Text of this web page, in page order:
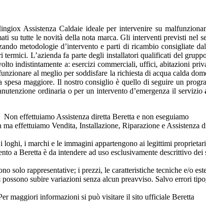
Assistenza Caldaie ideale per intervenire su
su tutte le novità della nota marca. Gli interventi previsti nel
metodologie d’intervento e parti di ricambio consigliate
L’azienda fa parte degli installatori qualificati del
indistintamente a: esercizi commerciali, uffici, abitazioni
al meglio per soddisfare la richiesta di acqua calda
maggiore. Il nostro consiglio è quello di seguire un
ordinaria o per un intervento d’emergenza il servizio
Non effettuiamo Assistenza diretta Beretta e non eseguiamo
effettuiamo Vendita, Installazione, Riparazione e Assistenza
loghi, i marchi e le immagini appartengono ai legittimi
a Beretta è da intendere ad uso esclusivamente descrittivo
solo rappresentative; i prezzi, le caratteristiche tecniche e/o
subire variazioni senza alcun preavviso. Salvo errori
maggiori informazioni si può visitare il sito ufficiale Beretta